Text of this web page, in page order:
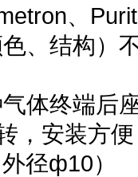
、
、结构）
体终端后
，安装方便
径ф10）